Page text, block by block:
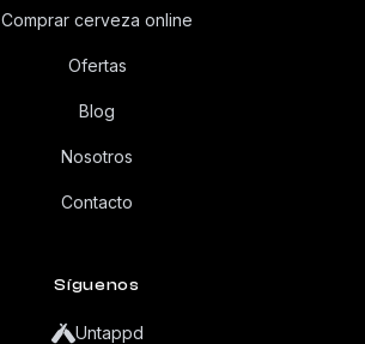
Comprar cerveza online
Ofertas
Blog
Nosotros
Contacto
Síguenos
Untappd